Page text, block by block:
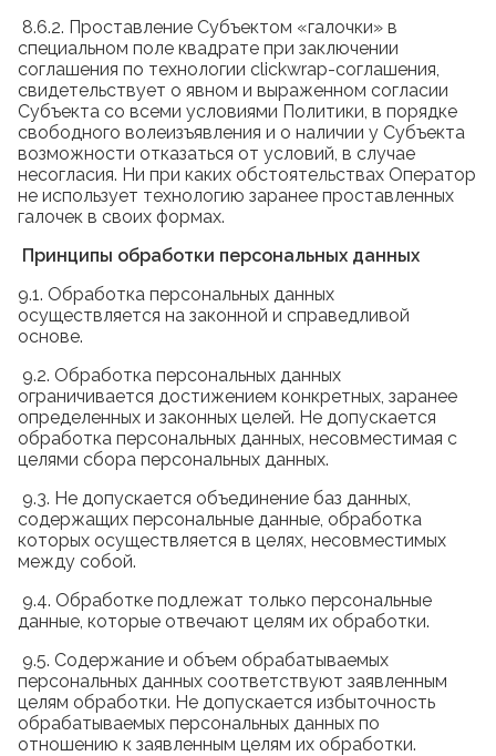
8.6.2. Проставление Субъектом «галочки» в
специальном поле квадрате при заключении
соглашения по технологии clickwrap-соглашения,
свидетельствует о явном и выраженном согласии
Субъекта со всеми условиями Политики, в порядке
свободного волеизъявления и о наличии у Субъекта
возможности отказаться от условий, в случае
несогласия. Ни при каких обстоятельствах Оператор
не использует технологию заранее проставленных
галочек в своих формах.
Принципы обработки персональных данных
9.1. Обработка персональных данных
осуществляется на законной и справедливой
основе.
9.2. Обработка персональных данных
ограничивается достижением конкретных, заранее
определенных и законных целей. Не допускается
обработка персональных данных, несовместимая с
целями сбора персональных данных.
9.3. Не допускается объединение баз данных,
содержащих персональные данные, обработка
которых осуществляется в целях, несовместимых
между собой.
9.4. Обработке подлежат только персональные
данные, которые отвечают целям их обработки.
9.5. Содержание и объем обрабатываемых
персональных данных соответствуют заявленным
целям обработки. Не допускается избыточность
обрабатываемых персональных данных по
отношению к заявленным целям их обработки.